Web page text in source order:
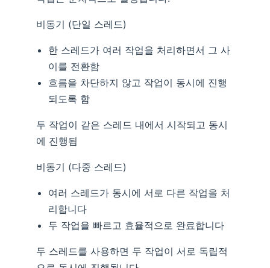
비동기 (단일 스레드)
한 스레드가 여러 작업을 처리하면서 그 사
이를 전환함
흐름을 차단하지 않고 작업이 동시에 진행
되도록 함
두 작업이 같은 스레드 내에서 시작되고 동시
에 진행됨
비동기 (다중 스레드)
여러 스레드가 동시에 서로 다른 작업을 처
리합니다
두 작업을 빠르고 효율적으로 완료합니다
두 스레드를 사용하면 두 작업이 서로 독립적